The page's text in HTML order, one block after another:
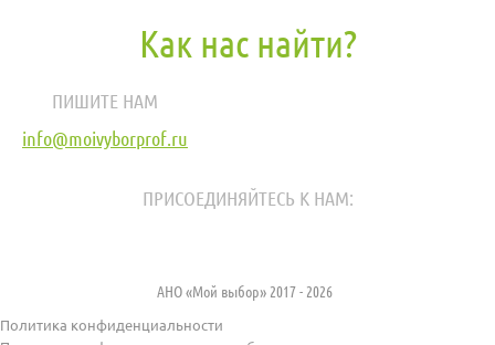
Как нас найти?
ПИШИТЕ НАМ
info@moivyborprof.ru
ПРИСОЕДИНЯЙТЕСЬ К НАМ:
АНО «Мой выбор» 2017 - 2026
Политика конфиденциальности